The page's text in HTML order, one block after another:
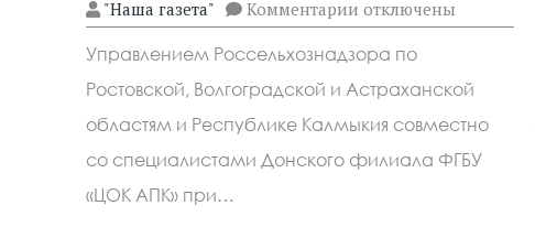
"Наша газета" Комментариик
записи
Ростовской
области
в
партии
кукурузы
массой
2,6
отключены
Управлением Россельхознадзора по
Ростовской, Волгоградской и Астраханской
областям и Республике Калмыкия совместно
со специалистами Донского филиала ФГБУ
«ЦОК АПК» при…